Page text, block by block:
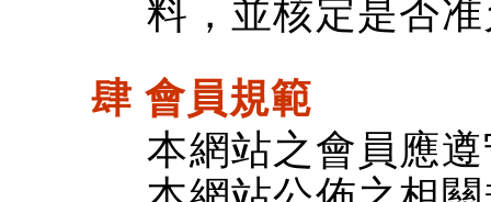
料，並核定是否
肆 會員規範
本網站之會員應